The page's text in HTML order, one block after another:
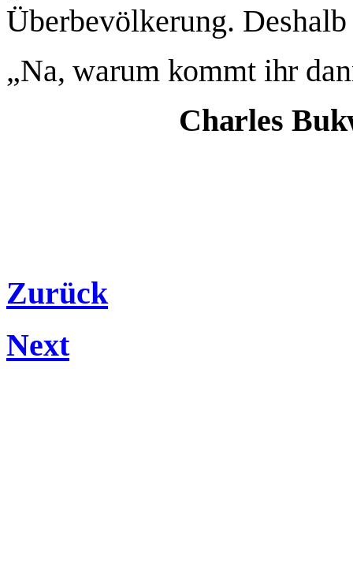
Überbevölkerung.
„Na, warum kommt ihr
Charles
Zurück
Next